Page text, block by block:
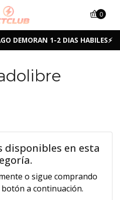
DEMORAN 1-2 DIAS HABILES⚡
0
disponibles en esta
o sigue comprando
botón a continuación.